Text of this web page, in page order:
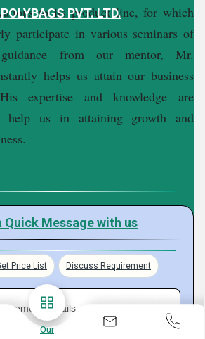
to its product line, for which
participate in various seminars of
from our mentor, Mr.
helps us attain our business
expertise and knowledge are
help us in attaining growth and
Quick Message with us
Price List Discuss Requirement
Details
Our
PVT. LTD.
Street, Aynambakkam,
600095, India